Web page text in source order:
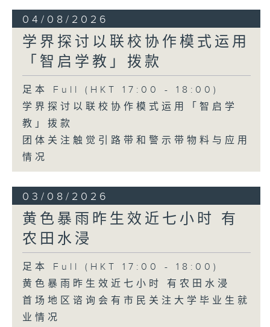
04/08/2026
学界探讨以联校协作模式运用
「智启学教」拨款
足本 Full (HKT 17:00 - 18:00)
学界探讨以联校协作模式运用「智启学
教」拨款
团体关注触觉引路带和警示带物料与应用
情况
03/08/2026
黄色暴雨昨生效近七小时 有
农田水浸
足本 Full (HKT 17:00 - 18:00)
黄色暴雨昨生效近七小时 有农田水浸
首场地区谘询会有市民关注大学毕业生就
业情况